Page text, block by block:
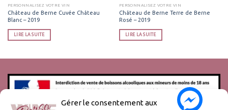
Gérer le consentement aux
PERSONNALISEZ VOTRE VIN
Château de Berne Cuvée Château
Blanc – 2019
LIRE LA SUITE
PERSONNALISEZ VOTRE VIN
Château de Berne Terre de Berne
Rosé – 2019
LIRE LA SUITE